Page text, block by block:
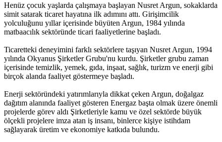
Henüz çocuk yaşlarda çalışmaya başlayan Nusret Argun, sokaklarda
simit satarak ticaret hayatına ilk adımını attı. Girişimcilik
yolculuğunu yıllar içerisinde büyüten Argun, 1984 yılında
matbaacılık sektöründe ticari faaliyetlerine başladı.
Ticaretteki deneyimini farklı sektörlere taşıyan Nusret Argun, 1994
yılında Okyanus Şirketler Grubu'nu kurdu. Şirketler grubu zaman
içerisinde temizlik, yemek, gıda, inşaat, sağlık, turizm ve enerji gibi
birçok alanda faaliyet göstermeye başladı.
Enerji sektöründeki yatırımlarıyla dikkat çeken Argun, doğalgaz
dağıtım alanında faaliyet gösteren Energaz başta olmak üzere önemli
projelerde görev aldı Şirketleriyle kamu ve özel sektörde büyük
ölçekli projelere imza atan iş insanı, binlerce kişiye istihdam
sağlayarak üretim ve ekonomiye katkıda bulundu.